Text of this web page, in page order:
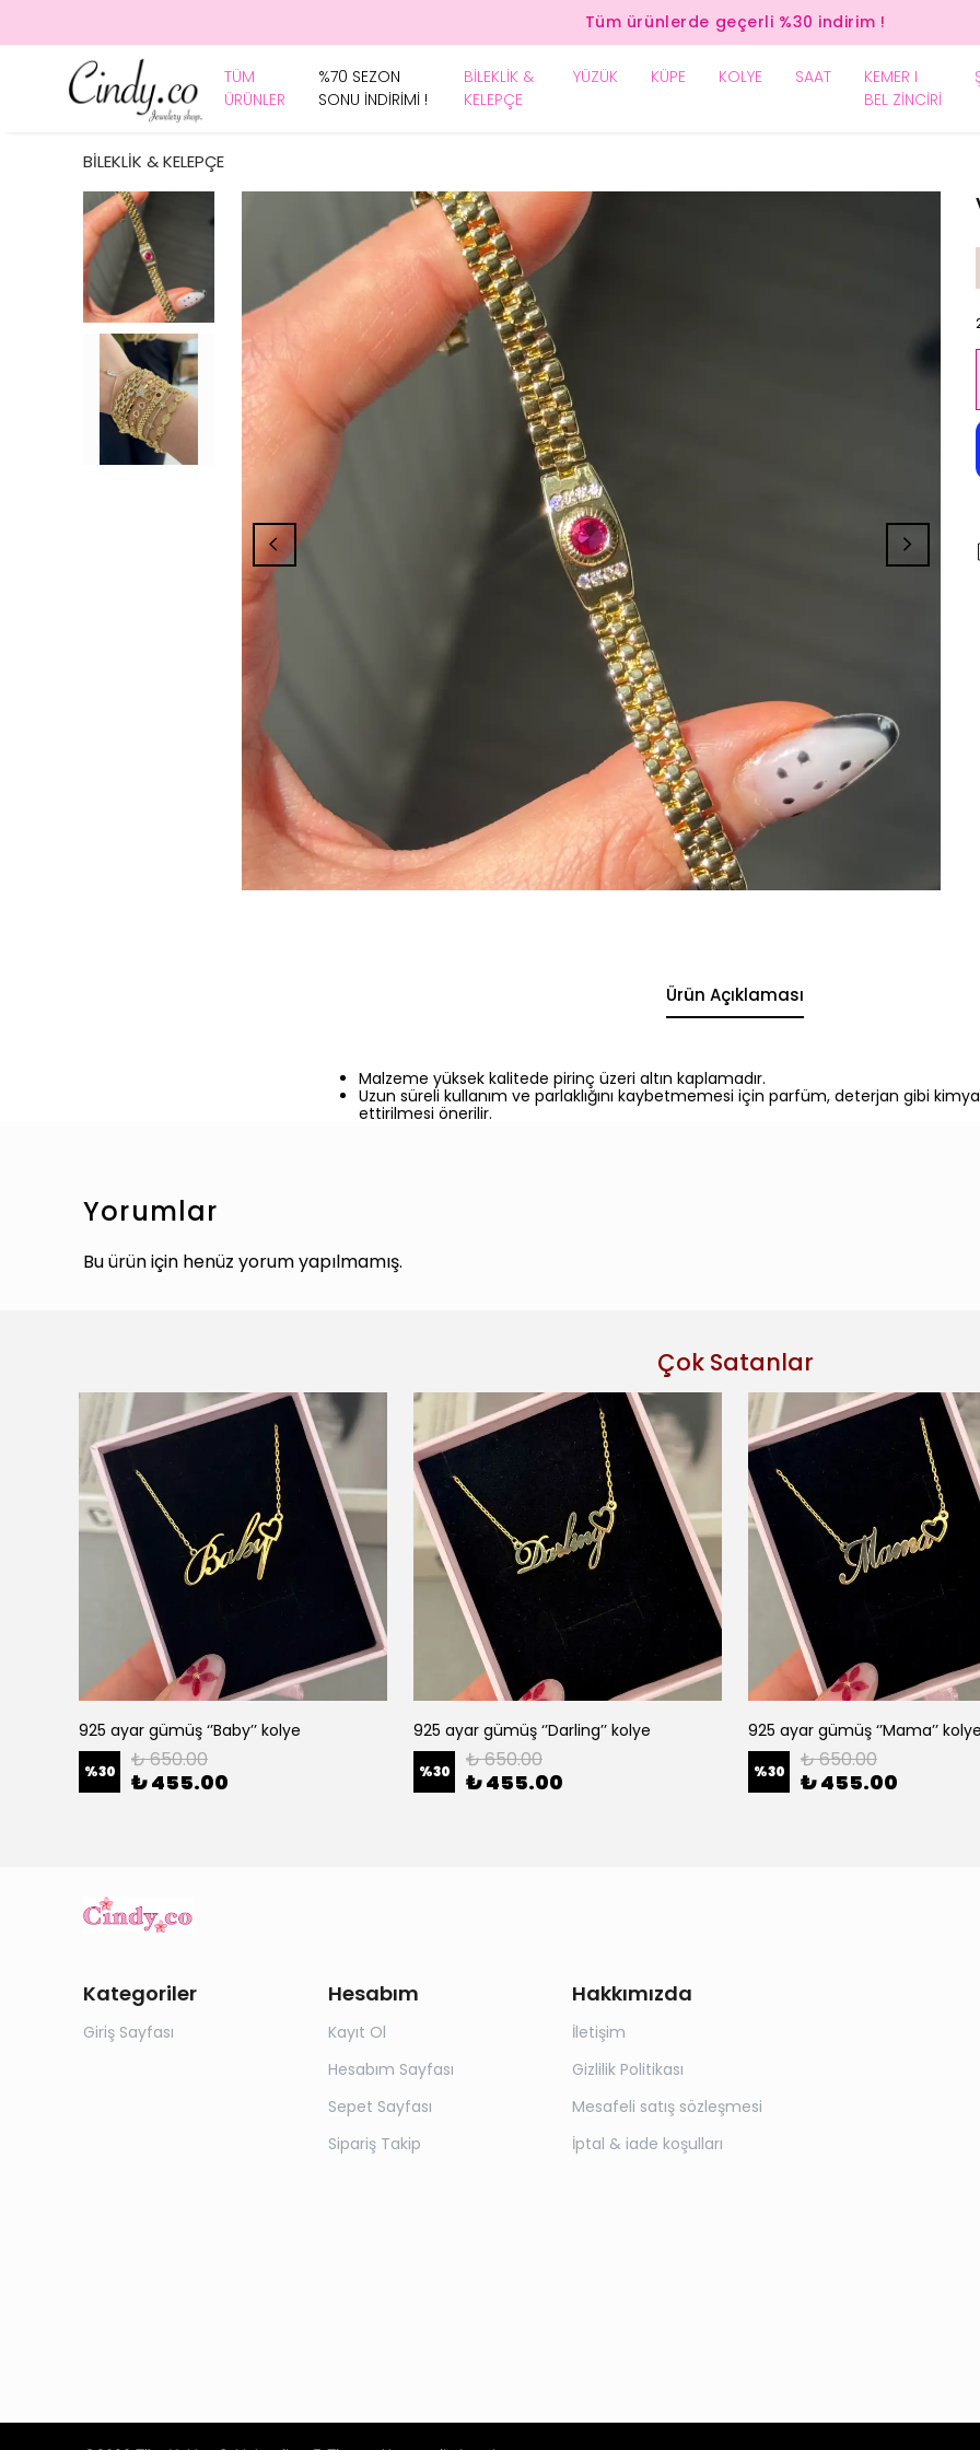
Tüm ürünlerde geçerli %30 indirim !
TÜM
ÜRÜNLER
%70 SEZON
SONU İNDİRİMİ !
BİLEKLİK &
KELEPÇE
YÜZÜK KÜPE KOLYE SAAT
KEMER I
BEL ZİNCİRİ
BİLEKLİK & KELEPÇE
Ürün Açıklaması
Malzeme yüksek kalitede pirinç üzeri altın kaplamadır.
Uzun süreli kullanım ve parlaklığını kaybetmemesi için parfüm, deterjan gibi
ettirilmesi önerilir.
Yorumlar
Bu ürün için henüz yorum yapılmamış.
Çok Satanlar
925 ayar gümüş ‘’Baby’’ kolye
%30 ₺ 650.00
₺ 455.00
925 ayar gümüş ‘’Darling’’ kolye
%30 ₺ 650.00
₺ 455.00
925 ayar gümüş ‘’Mama’’ kolye
%30 ₺ 650.00
₺ 455.00
Kategoriler
Giriş Sayfası
Hesabım
Kayıt Ol
Hesabım Sayfası
Sepet Sayfası
Sipariş Takip
Hakkımızda
İletişim
Gizlilik Politikası
Mesafeli satış sözleşmesi
İptal & iade koşulları